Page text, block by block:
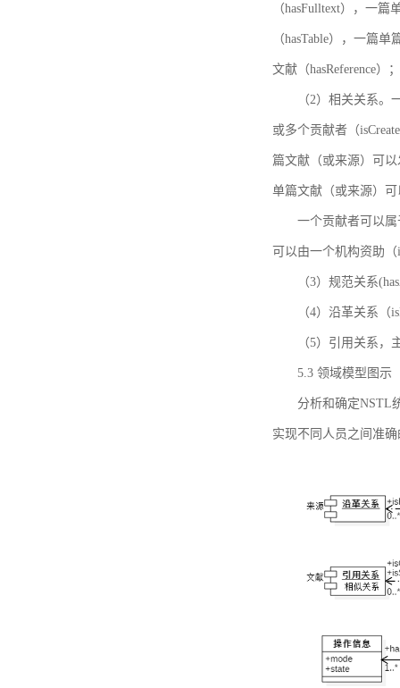
（hasFulltext），一
（hasTable），一篇
文献（hasReference）；
（2）相关关系
或多个贡献者（
篇文献（或来源）可
单篇文献（或来源）可
一个贡献者可以
可以由一个机构资助（
（3）规范关系
（4）沿革关系
（5）引用关系，
5.3 领域模型图示
分析和确定NSTL
实现不同人员之间准